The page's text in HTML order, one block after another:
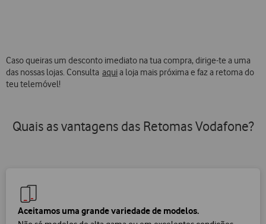
Caso queiras um desconto imediato na tua compra, dirige-te a uma
das nossas lojas. Consulta aquia loja mais próxima e faz a retoma do
teu telemóvel!
Quais as vantagens das Retomas Vodafone?
Aceitamos uma grande variedade de modelos.